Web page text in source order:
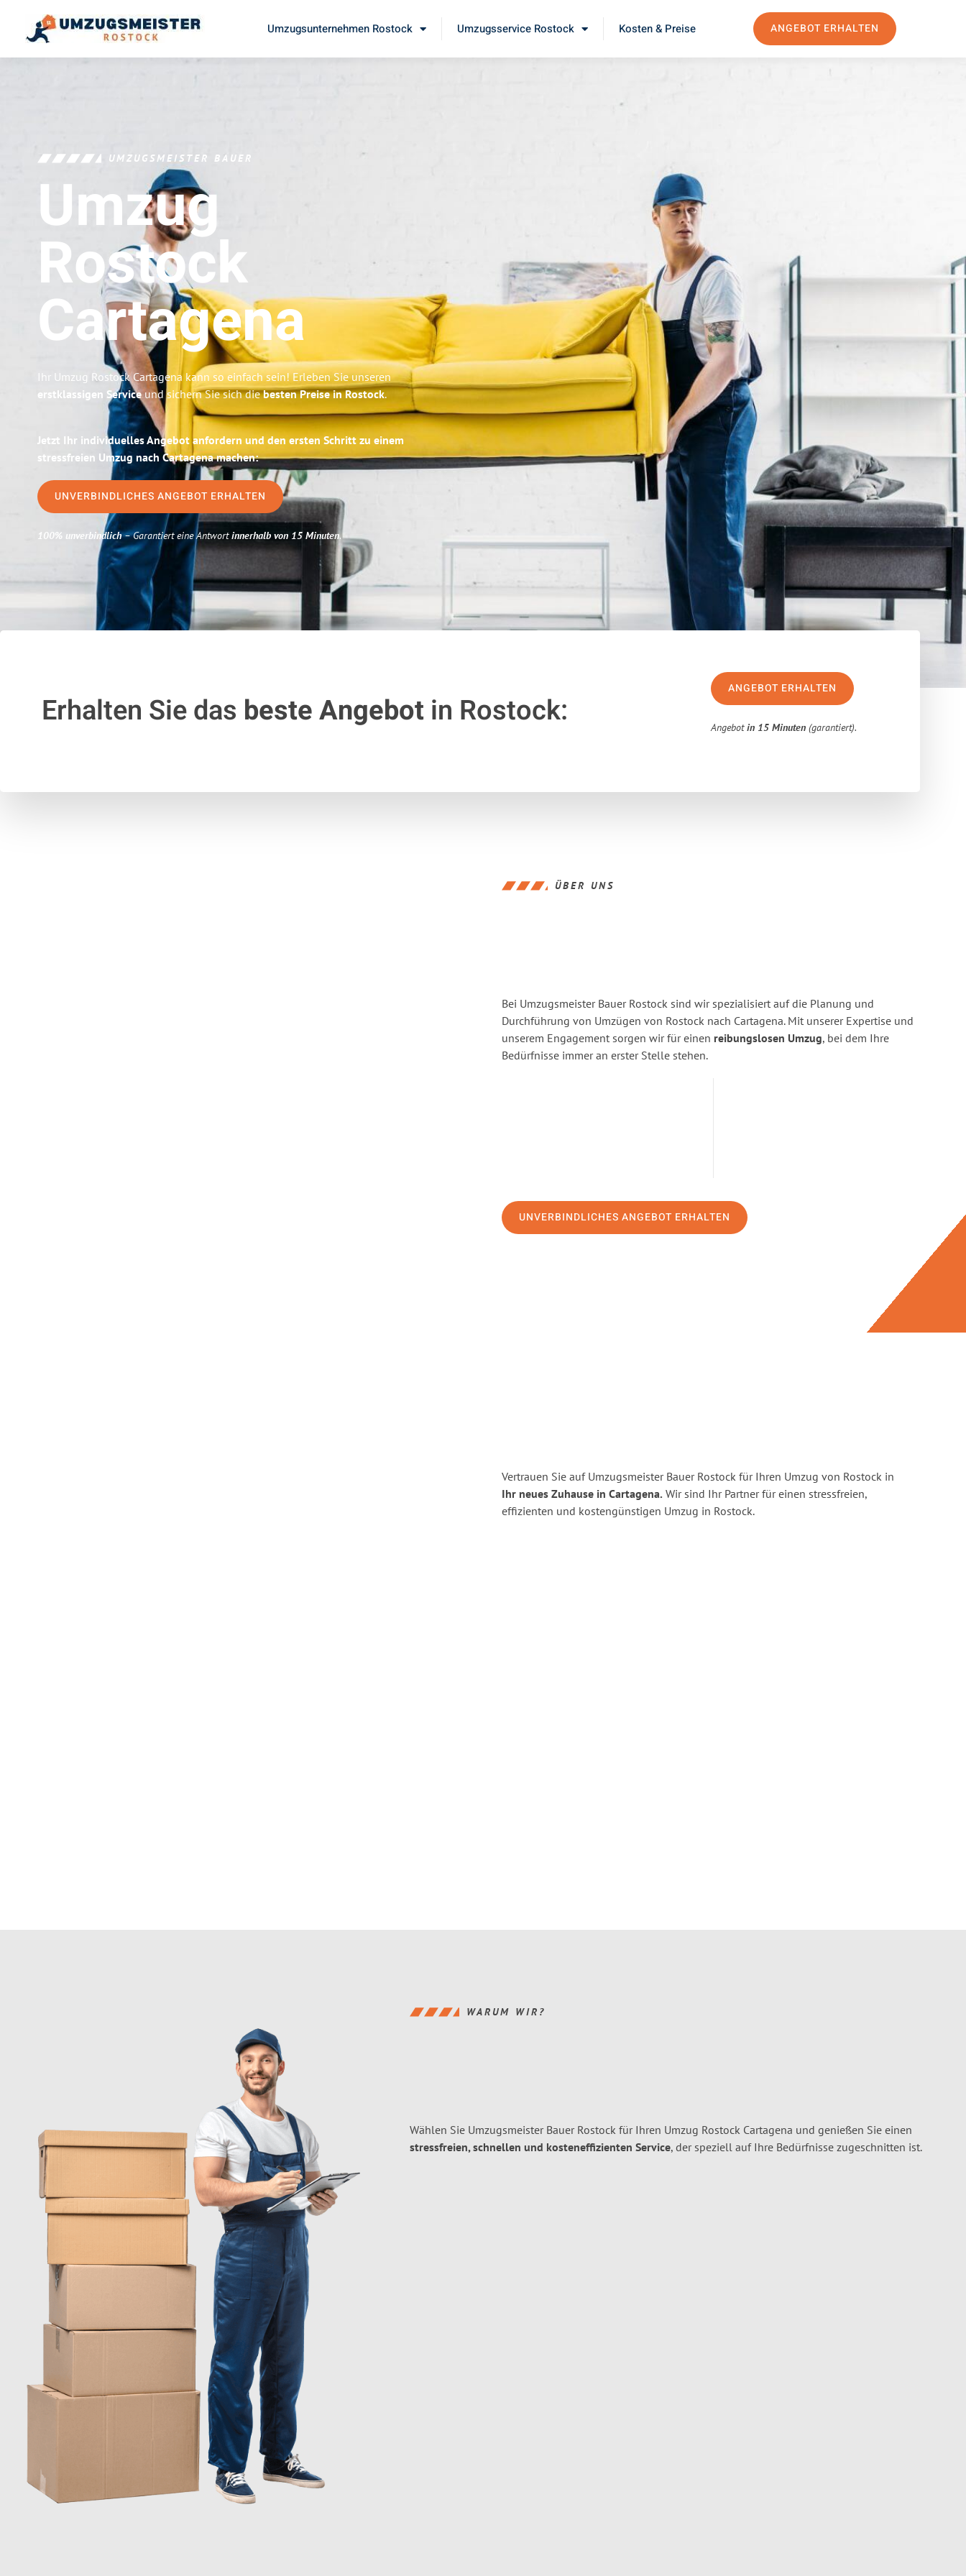
Umzugsunternehmen Rostock Umzugsservice Rostock Kosten & Preise ANGEBOT ERHALTEN
UMZUGSMEISTER BAUER
Umzug
Rostock
Cartagena
Ihr Umzug Rostock Cartagena kann so einfach sein! Erleben Sie unseren
erstklassigen Serviceund sichern Sie sich diebesten Preise in Rostock.
Jetzt Ihr individuelles Angebot anfordern und den ersten Schritt zu einem
stressfreien Umzug nach Cartagena machen:
UNVERBINDLICHES ANGEBOT ERHALTEN
100% unverbindlich– Garantiert eine Antwortinnerhalb von 15 Minuten.
Erhalten Sie das beste Angebotin Rostock:
ANGEBOT ERHALTEN
Angebotin 15 Minuten (garantiert).
ÜBER UNS
Bei Umzugsmeister Bauer Rostock sind wir spezialisiert auf die Planung und
Durchführung von Umzügen von Rostock nach Cartagena. Mit unserer Expertise und
unserem Engagement sorgen wir für einen reibungslosen Umzug, bei dem Ihre
Bedürfnisse immer an erster Stelle stehen.
UNVERBINDLICHES ANGEBOT ERHALTEN
Vertrauen Sie auf Umzugsmeister Bauer Rostock für Ihren Umzug von Rostock in
Ihr neues Zuhause in Cartagena. Wir sind Ihr Partner für einen stressfreien,
effizienten und kostengünstigen Umzug in Rostock.
WARUM WIR?
Wählen Sie Umzugsmeister Bauer Rostock für Ihren Umzug Rostock Cartagena und genießen Sie einen
stressfreien, schnellen und kosteneffizienten Service, der speziell auf Ihre Bedürfnisse zugeschnitten ist.